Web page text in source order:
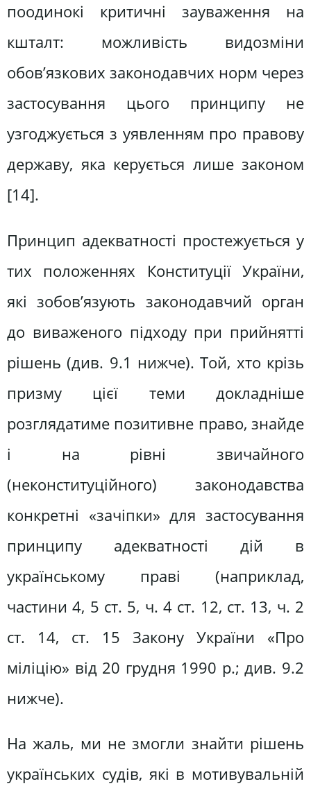
поодинокі критичні зауваження на
кшталт: можливість видозміни
обов’язкових законодавчих норм через
застосування цього принципу не
узгоджується з уявленням про правову
державу, яка керується лише законом
[14].
Принцип адекватності простежується у
тих положеннях Конституції України,
які зобов’язують законодавчий орган
до виваженого підходу при прийнятті
рішень (див. 9.1 нижче). Той, хто крізь
призму цієї теми докладніше
розглядатиме позитивне право, знайде
і на рівні звичайного
(неконституційного) законодавства
конкретні «зачіпки» для застосування
принципу адекватності дій в
українському праві (наприклад,
частини 4, 5 ст. 5, ч. 4 ст. 12, ст. 13, ч. 2
ст. 14, ст. 15 Закону України «Про
міліцію» від 20 грудня 1990 р.; див. 9.2
нижче).
На жаль, ми не змогли знайти рішень
українських судів, які в мотивувальній